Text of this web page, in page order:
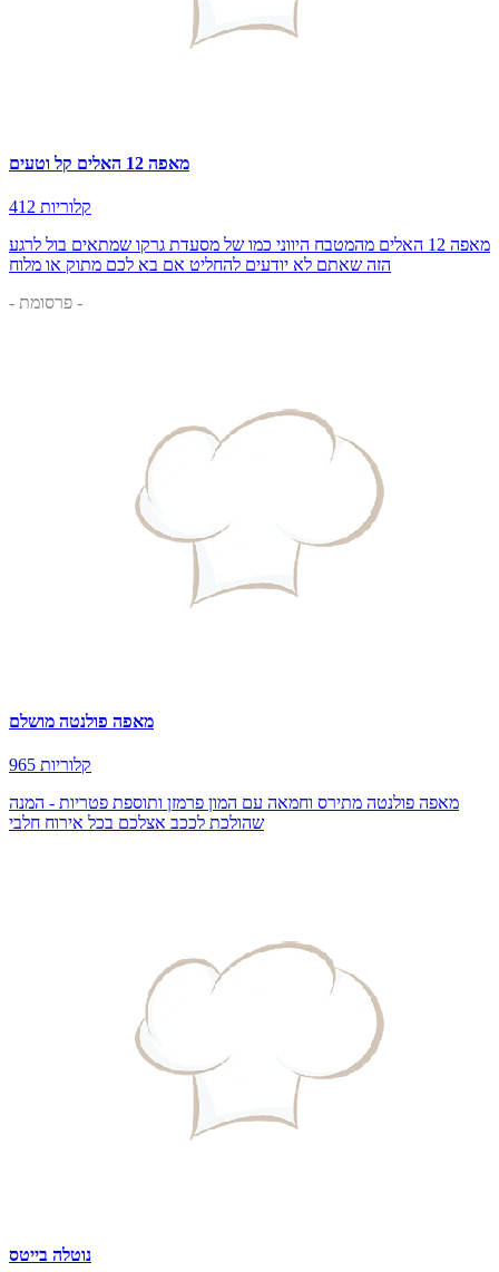
מאפה 12 האלים קל וטעים
412 קלוריות
מאפה 12 האלים מהמטבח היווני כמו של מסעדת גרקו שמתאים בול לרגע
הזה שאתם לא יודעים להחליט אם בא לכם מתוק או מלוח
- פרסומת -
מאפה פולנטה מושלם
965 קלוריות
מאפה פולנטה מתירס וחמאה עם המון פרמזן ותוספת פטריות - המנה
שהולכת לככב אצלכם בכל אירוח חלבי
נוטלה בייטס